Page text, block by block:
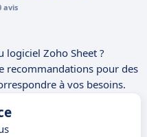
avis
logiciel Zoho Sheet ?
recommandations pour des
à vos besoins.